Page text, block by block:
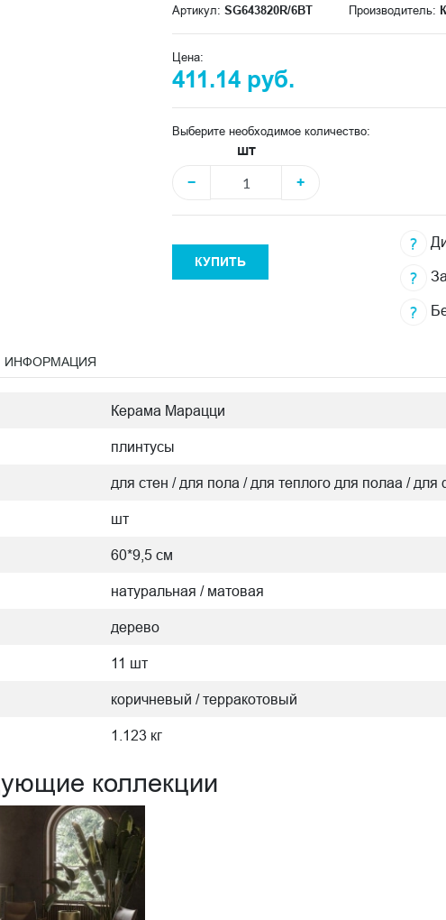
Артикул: SG643820R/6BT Производитель:
Цена:
411.14 руб.
Выберите необходимое количество:
шт
−
+
КУПИТЬ
ИНФОРМАЦИЯ
Керама Марацци
плинтусы
для стен / для пола / для теплого для полаа / для
шт
60*9,5 см
натуральная / матовая
дерево
11 шт
коричневый / терракотовый
1.123 кг
коллекции